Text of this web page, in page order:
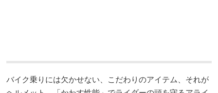
バイク乗りには欠かせない、こだわりのアイテム、それが